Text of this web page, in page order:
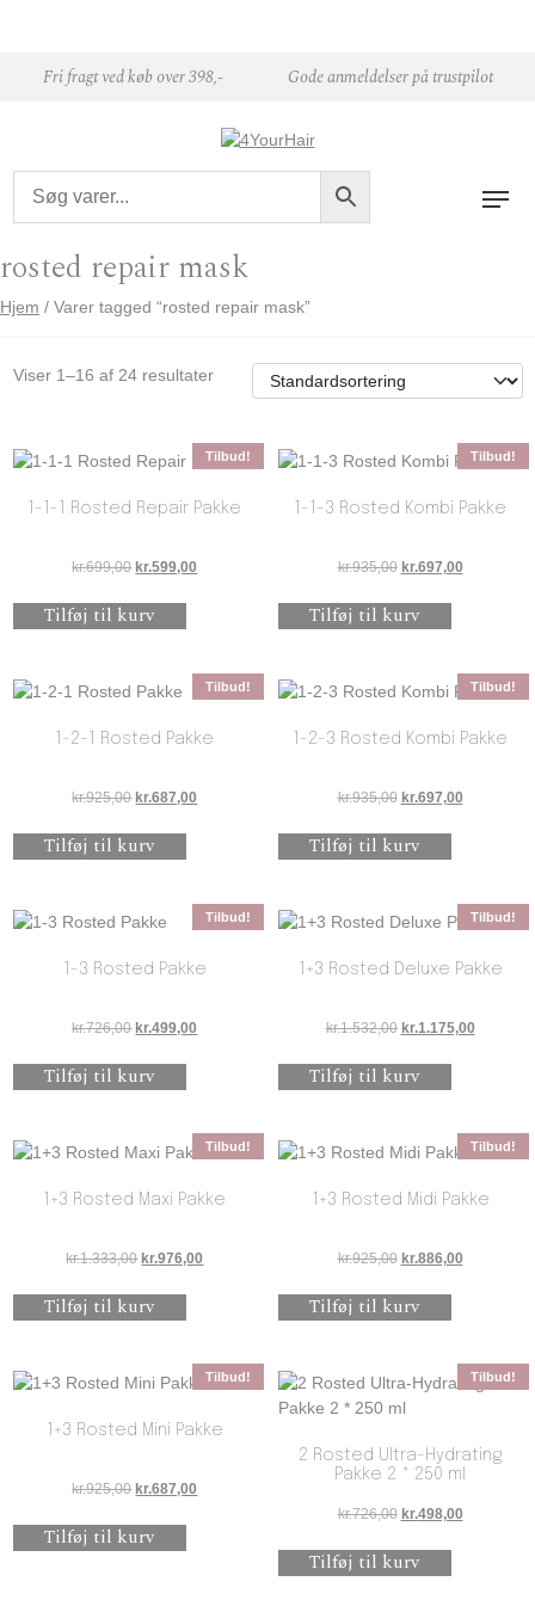
Fri fragt ved køb over 398,- Gode anmeldelser på trustpilot
rosted repair mask
Hjem / Varer tagged “rosted repair mask”
Viser 1–16 af 24 resultater
Tilbud!
1-1-1 Rosted Repair Pakke
kr.699,00 Den oprindelige pris var: kr.699,00.
kr.599,00 Den aktuelle pris er: kr.599,00.
Tilføj til kurv
Tilbud!
1-1-3 Rosted Kombi Pakke
kr.935,00 Den oprindelige pris
kr.697,00Den
Tilføj til kurv
Tilbud!
1-2-1 Rosted Pakke
kr.925,00 Den oprindelige pris var: kr.925,00.
kr.687,00 Den aktuelle pris er: kr.687,00.
Tilføj til kurv
Tilbud!
1-2-3 Rosted Kombi Pakke
kr.935,00 Den oprindelige pris
kr.697,00Den
Tilføj til kurv
Tilbud!
1-3 Rosted Pakke
kr.726,00 Den oprindelige pris var: kr.726,00.
kr.499,00 Den aktuelle pris er: kr.499,00.
Tilføj til kurv
Tilbud!
1+3 Rosted Deluxe Pakke
kr.1.532,00 Den oprindelige
kr.1.175,00Den
Tilføj til kurv
Tilbud!
1+3 Rosted Maxi Pakke
kr.1.333,00 Den oprindelige pris var: kr.1.333,00.
kr.976,00 Den aktuelle pris er: kr.976,00.
Tilføj til kurv
Tilbud!
1+3 Rosted Midi Pakke
kr.925,00 Den oprindelige pris
kr.886,00Den
Tilføj til kurv
Tilbud!
1+3 Rosted Mini Pakke
kr.925,00 Den oprindelige pris var: kr.925,00.
kr.687,00
Tilføj til kurv
Tilbud!
2 Rosted Ultra-Hydrating
Pakke 2 * 250 ml
kr.726,00 Den oprindelige pris
kr.498,00Den
Tilføj til kurv